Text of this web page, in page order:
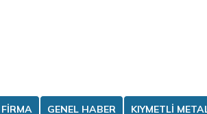
FİRMA GENEL HABER KIYMETLİ